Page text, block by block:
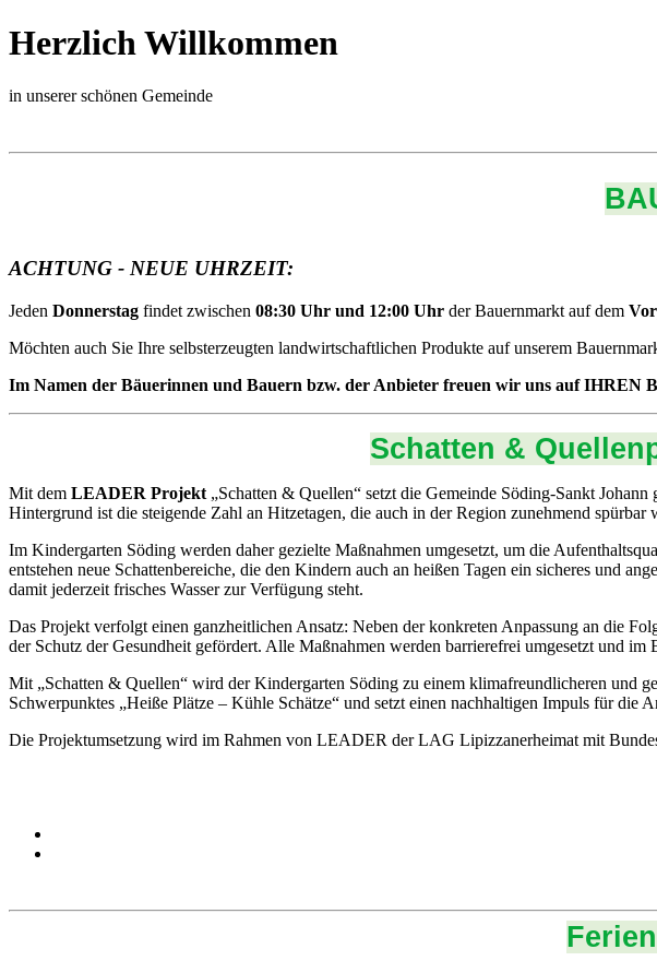
Herzlich Willkommen
in unserer schönen Gemeinde
ACHTUNG - NEUE UHRZEIT:
Jeden Donnerstag findet zwischen 08:30 Uhr und 12:00 Uhr der Bauernmarkt auf dem
Möchten auch Sie Ihre selbsterzeugten landwirtschaftlichen Produkte auf unserem
Im Namen der Bäuerinnen und Bauern bzw. der Anbieter freuen wir uns auf IHREN
Schatten &
Mit dem LEADER Projekt „Schatten & Quellen“ setzt die Gemeinde Söding-Sankt Johann
Hintergrund ist die steigende Zahl an Hitzetagen, die auch in der Region zunehmend spürbar
Im Kindergarten Söding werden daher gezielte Maßnahmen umgesetzt, um die
entstehen neue Schattenbereiche, die den Kindern auch an heißen Tagen ein sicheres und
damit jederzeit frisches Wasser zur Verfügung steht.
Das Projekt verfolgt einen ganzheitlichen Ansatz: Neben der konkreten Anpassung an die
der Schutz der Gesundheit gefördert. Alle Maßnahmen werden barrierefrei umgesetzt und
Mit „Schatten & Quellen“ wird der Kindergarten Söding zu einem klimafreundlicheren und
Schwerpunktes „Heiße Plätze – Kühle Schätze“ und setzt einen nachhaltigen Impuls für die
Die Projektumsetzung wird im Rahmen von LEADER der LAG Lipizzanerheimat mit